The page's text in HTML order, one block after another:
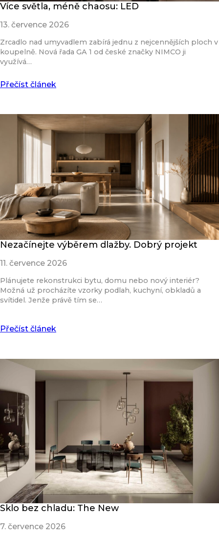
Více světla, méně chaosu: LED
13. července 2026
Zrcadlo nad umyvadlem zabírá jednu z nejcennějších ploch v
koupelně. Nová řada GA 1 od české značky NIMCO ji
využívá…
Přečíst článek
Nezačínejte výběrem dlažby. Dobrý projekt
11. července 2026
Plánujete rekonstrukci bytu, domu nebo nový interiér?
Možná už procházíte vzorky podlah, kuchyní, obkladů a
svítidel. Jenže právě tím se…
Přečíst článek
Sklo bez chladu: The New
7. července 2026